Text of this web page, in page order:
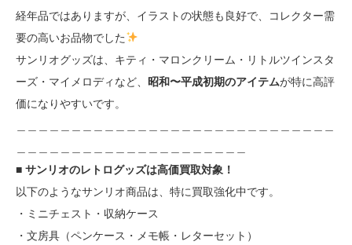
経年品ではありますが、イラストの状態も良好で、コレクター需
要の高いお品物でした
サンリオグッズは、キティ・マロンクリーム・リトルツインスタ
ーズ・マイメロディなど、 昭和〜平成初期のアイテムが特に高評
価になりやすいです。
■ サンリオのレトログッズは高価買取対象！
以下のようなサンリオ商品は、特に買取強化中です。
・ミニチェスト・収納ケース
・文房具（ペンケース・メモ帳・レターセット）